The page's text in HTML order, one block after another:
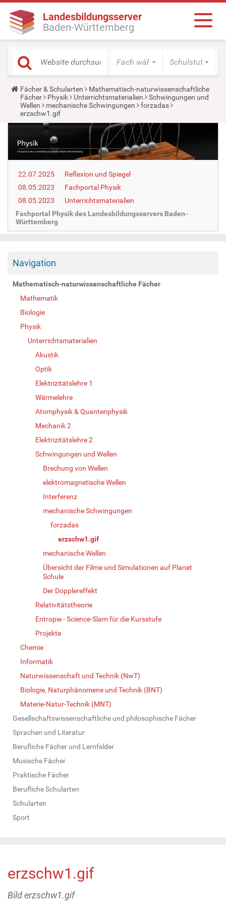
Landesbildungsserver
Baden-Württemberg
Fach wählen Schulstufe
Y
o
u
a
r
e
r
e
Fächer & Schularten
Mathematisch-naturwissenschaftliche
Fächer
Physik Unterrichtsmaterialien
Schwingungen und
Wellen
mechanische Schwingungen
forzadas
erzschw1.gif
22.07.2025
Reflexion und Spiegel
08.05.2023
Fachportal Physik
08.05.2023
Unterrichtsmaterialien
Fachportal Physik des Landesbildungsservers Baden-
Württemberg
Navigation
Mathematisch-naturwissenschaftliche Fächer
Mathematik
Biologie
Physik
Unterrichtsmaterialien
Akustik
Optik
Elektrizitätslehre 1
Wärmelehre
Atomphysik & Quantenphysik
Mechanik 2
Elektrizitätslehre 2
Schwingungen und Wellen
Brechung von Wellen
elektromagnetische Wellen
Interferenz
mechanische Schwingungen
forzadas
erzschw1.gif
mechanische Wellen
Übersicht der Filme und Simulationen auf Planet
Schule
Der Dopplereffekt
Relativitätstheorie
Entropie - Science-Slam für die Kursstufe
Projekte
Chemie
Informatik
Naturwissenschaft und Technik (NwT)
Biologie, Naturphänomene und Technik (BNT)
Materie-Natur-Technik (MNT)
Gesellschaftswissenschaftliche und philosophische Fächer
Sprachen und Literatur
Berufliche Fächer und Lernfelder
Musische Fächer
Praktische Fächer
Berufliche Schularten
Schularten
Sport
erzschw1.gif
Bild erzschw1.gif